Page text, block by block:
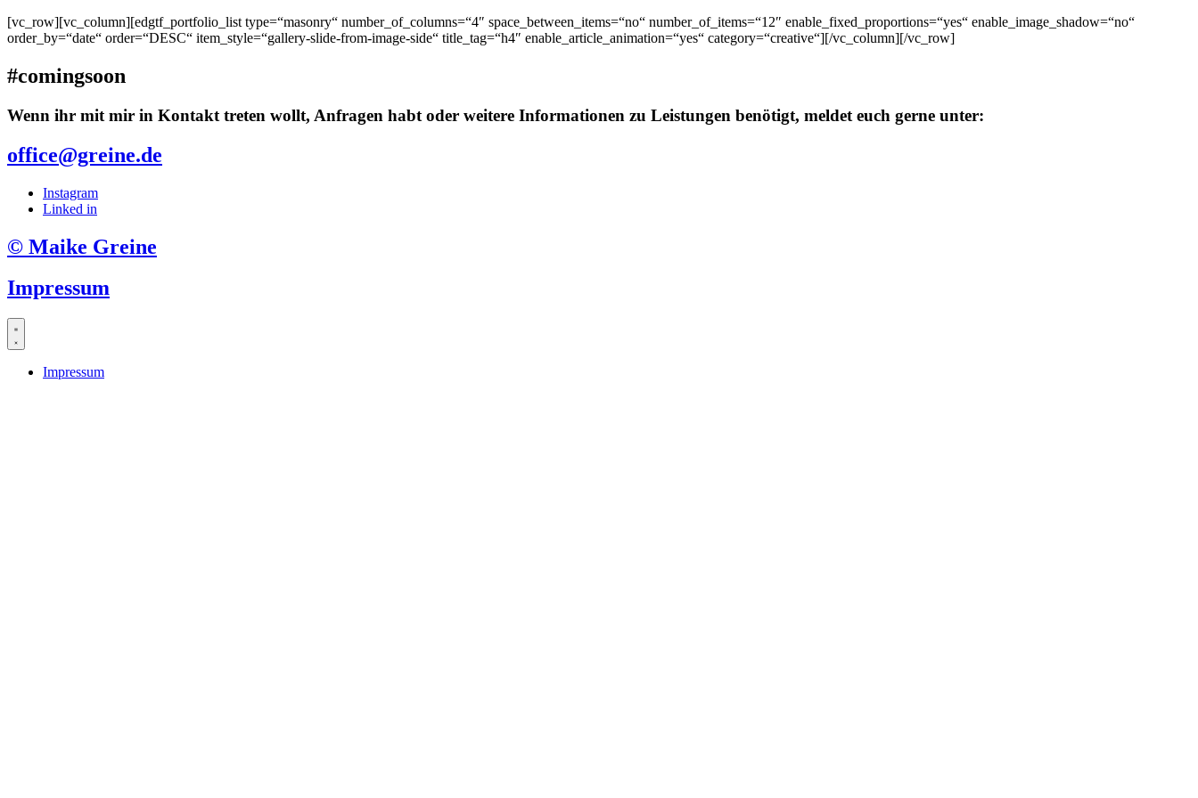
[vc_row][vc_column][edgtf_portfolio_list type=“masonry“ number_of_columns=“4″ space_between_items=“no“ number_of_items=“12″ enable_fixed_proportions=“yes“ enable_image_shadow=“no“
order_by=“date“ order=“DESC“ item_style=“gallery-slide-from-image-side“ title_tag=“h4″ enable_article_animation=“yes“ category=“creative“][/vc_column][/vc_row]
#comingsoon
Wenn ihr mit mir in Kontakt treten wollt, Anfragen habt oder weitere Informationen zu Leistungen benötigt, meldet euch gerne unter:
office@greine.de
Instagram
Linked in
© Maike Greine
Impressum
Impressum